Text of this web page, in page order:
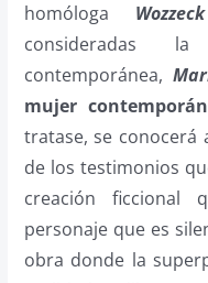
homóloga Wozzeck
consideradas
contemporánea,
mujer
tratase, se
de los testimonios
creación
personaje que es
obra donde la